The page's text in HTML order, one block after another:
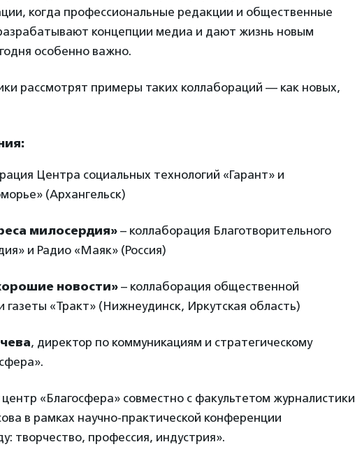
когда профессиональные редакции и общественные
концепции медиа и дают жизнь новым
особенно важно.
рассмотрят примеры таких коллабораций — как новых,
Центра социальных технологий «Гарант» и
(Архангельск)
милосердия»– коллаборация Благотворительного
и Радио «Маяк» (Россия)
новости»– коллаборация общественной
газеты «Тракт» (Нижнеудинск, Иркутская область)
, директор по коммуникациям и стратегическому
центр «Благосфера» совместно с факультетом журналистики
в рамках научно-практической конференции
творчество, профессия, индустрия».